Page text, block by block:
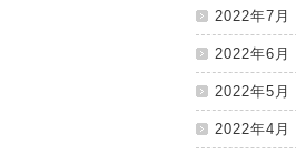
2022年7月
2022年6月
2022年5月
2022年4月